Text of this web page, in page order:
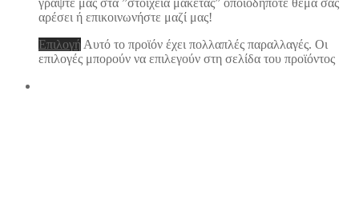
αρέσει ή επικοινωνήστε μαζί μας!
Επιλογή Αυτό το προϊόν έχει πολλαπλές παραλλαγές. Οι
επιλογές μπορούν να επιλεγούν στη σελίδα του προϊόντος